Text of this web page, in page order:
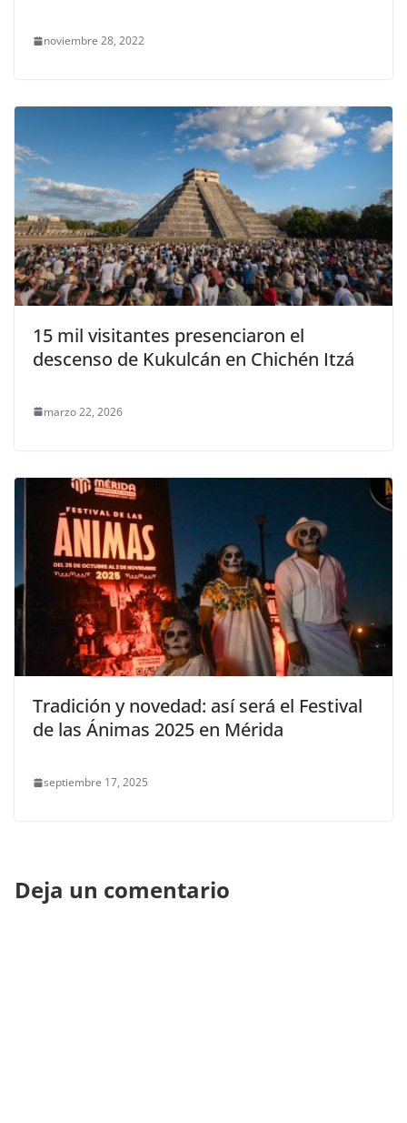
noviembre 28, 2022
15 mil visitantes presenciaron el
descenso de Kukulcán en Chichén Itzá
marzo 22, 2026
Tradición y novedad: así será el Festival
de las Ánimas 2025 en Mérida
septiembre 17, 2025
Deja un comentario